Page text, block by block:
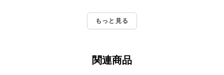
もっと見る
関連商品